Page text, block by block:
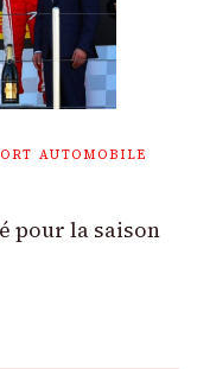
AUTOMOBILE
pour la saison